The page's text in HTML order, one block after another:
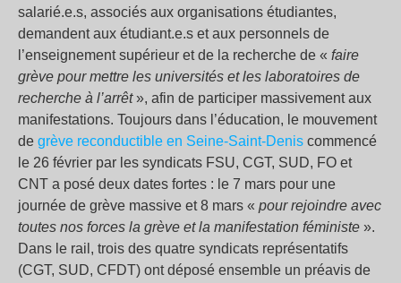
salarié.e.s, associés aux organisations étudiantes,
demandent aux étudiant.e.s et aux personnels de
l’enseignement supérieur et de la recherche de « faire
grève pour mettre les universités et les laboratoires de
recherche à l’arrêt», afin de participer massivement aux
manifestations. Toujours dans l’éducation, le mouvement
de grève reconductible en Seine-Saint-Denis commencé
le 26 février par les syndicats FSU, CGT, SUD, FO et
CNT a posé deux dates fortes : le 7 mars pour une
journée de grève massive et 8 mars « pour rejoindre avec
toutes nos forces la grève et la manifestation féministe ».
Dans le rail, trois des quatre syndicats représentatifs
(CGT, SUD, CFDT) ont déposé ensemble un préavis de